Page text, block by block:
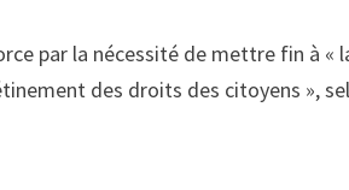
par la nécessité de mettre fin à «
des droits des citoyens »,